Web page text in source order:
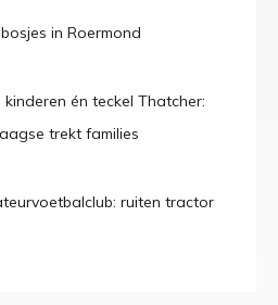
in Roermond
én teckel Thatcher:
trekt families
ruiten tractor